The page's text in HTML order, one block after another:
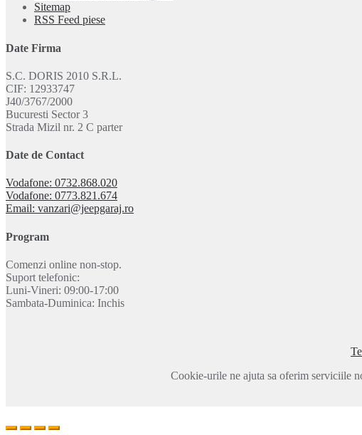
Sitemap
RSS Feed piese
Date Firma
S.C. DORIS 2010 S.R.L.
CIF: 12933747
J40/3767/2000
Bucuresti Sector 3
Strada Mizil nr. 2 C parter
Date de Contact
Vodafone: 0732.868.020
Vodafone: 0773.821.674
Email: vanzari@jeepgaraj.ro
Program
Comenzi online non-stop.
Suport telefonic:
Luni-Vineri: 09:00-17:00
Sambata-Duminica: Inchis
Cookie-urile ne ajuta sa oferim serviciile